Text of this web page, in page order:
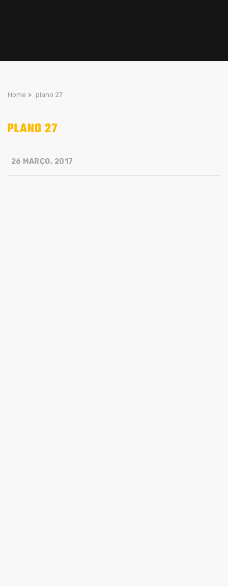
Home > plano 27
PLANO 27
26 MARÇO, 2017